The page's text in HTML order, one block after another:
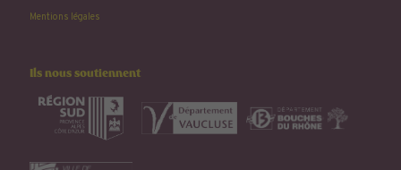
Mentions légales
Ils nous soutiennent